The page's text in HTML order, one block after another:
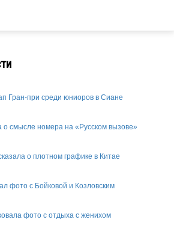
Гран-при среди юниоров в Сиане
о смысле номера на «Русском вызове»
о плотном графике в Китае
фото с Бойковой и Козловским
фото с отдыха с женихом